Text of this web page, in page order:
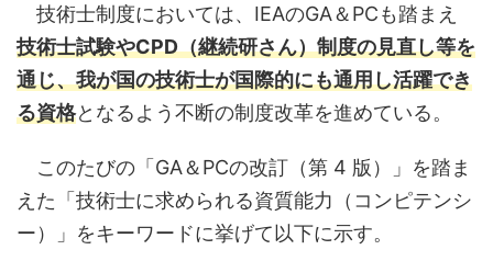
技術士制度においては、IEAのGA＆PCも踏まえ
技術士試験やCPD（継続研さん）制度の見直し等を
通じ、我が国の技術士が国際的にも通用し活躍でき
る資格となるよう不断の制度改革を進めている。
このたびの「GA＆PCの改訂（第 4 版）」を踏ま
えた「技術士に求められる資質能力（コンピテンシ
ー）」をキーワードに挙げて以下に示す。